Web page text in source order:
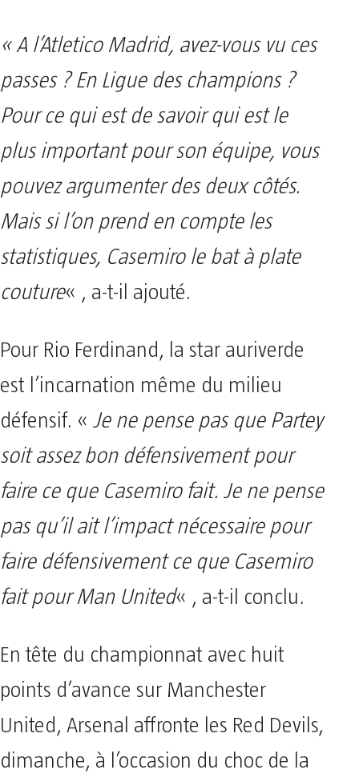
« A l’Atletico Madrid, avez-vous vu ces
passes ? En Ligue des champions ?
Pour ce qui est de savoir qui est le
plus important pour son équipe, vous
pouvez argumenter des deux côtés.
Mais si l’on prend en compte les
statistiques, Casemiro le bat à plate
couture« , a-t-il ajouté.
Pour Rio Ferdinand, la star auriverde
est l’incarnation même du milieu
défensif. « Je ne pense pas que Partey
soit assez bon défensivement pour
faire ce que Casemiro fait. Je ne pense
pas qu’il ait l’impact nécessaire pour
faire défensivement ce que Casemiro
fait pour Man United« , a-t-il conclu.
En tête du championnat avec huit
points d’avance sur Manchester
United, Arsenal affronte les Red Devils,
dimanche, à l’occasion du choc de la